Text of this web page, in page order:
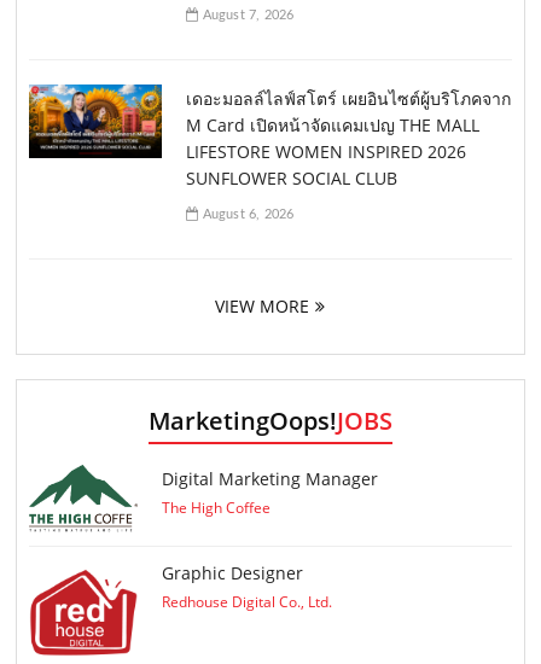
August 7, 2026
เดอะมอลล์ไลฟ์สโตร์ เผยอินไซต์ผู้บริโภคจาก
M Card เปิดหน้าจัดแคมเปญ THE MALL
LIFESTORE WOMEN INSPIRED 2026
SUNFLOWER SOCIAL CLUB
August 6, 2026
VIEW MORE
MarketingOops!JOBS
Digital Marketing Manager
The High Coffee
Graphic Designer
Redhouse Digital Co., Ltd.